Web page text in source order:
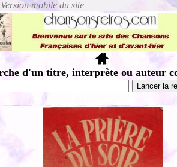
d'un titre, interprète ou auteur